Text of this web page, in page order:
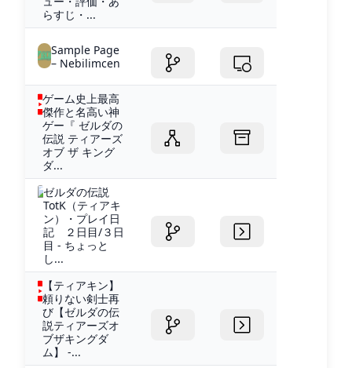
らすじ・...
Sample Page
– Nebilimcen
ゲーム史上最高
傑作と名高い神
ゲー『 ゼルダの
伝説 ティアーズ
オブ ザ キング
ダ...
ゼルダの伝説
TotK（ティアキ
ン）・プレイ日
記 ２日目/３日
目 - ちょっと
し...
【ティアキン】
頼りない剣士再
び【ゼルダの伝
説ティアーズオ
ブザキングダ
ム】 -...